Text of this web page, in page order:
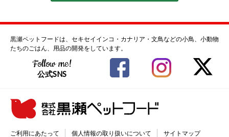
黒瀬ペットフードは、セキセイインコ・カナリア・文鳥などの小鳥、小動物
たちのごはん、用品の開発をしています。
Follow me!
公式SNS
ご利用にあたって 個人情報の取り扱いについて サイトマップ